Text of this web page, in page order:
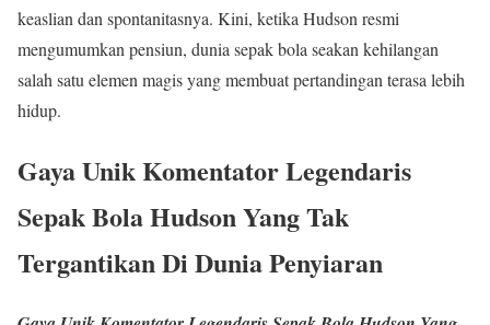
keaslian dan spontanitasnya. Kini, ketika Hudson resmi
mengumumkan pensiun, dunia sepak bola seakan kehilangan
salah satu elemen magis yang membuat pertandingan terasa lebih
hidup.
Gaya Unik Komentator Legendaris
Sepak Bola Hudson Yang Tak
Tergantikan Di Dunia Penyiaran